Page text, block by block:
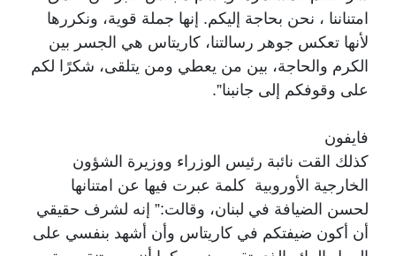
امتناننا ، نحن بحاجة إليكم. إنها جملة قوية، ونكررها
لأنها تعكس جوهر رسالتنا، كاريتاس هي الجسر بين
الكرم والحاجة، بين من يعطي ومن يتلقى، شكرًا لكم
على وقوفكم إلى جانبنا”.
فايفون
كذلك القت نائبة رئيس الوزراء ووزيرة الشؤون
الخارجية الأوروبية كلمة عبرت فيها عن امتنانها
لحسن الضيافة في لبنان، وقالت:” إنه لشرف حقيقي
أن أكون ضيفتكم في كاريتاس وأن أشهد بنفسي على